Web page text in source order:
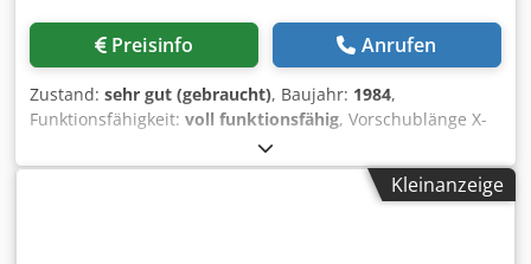
Preisinfo Anrufen
Zustand: sehr gut (gebraucht), Baujahr: 1984,
Funktionsfähigkeit: voll funktionsfähig, Vorschublänge X-
, Vorschublänge Y-Achse:
Vorschublänge Z-Achse:400 mm, DECKEL FP4M Universal-
Werkzeugfräsmaschine (1984) Seriennummer: 2203-1545
Kleinanzeige